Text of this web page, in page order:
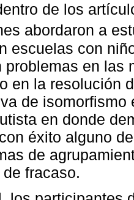
de los
abordaron a
escuelas con
problemas en las
en la resolución
de
en donde
éxito alguno
de
fracaso.